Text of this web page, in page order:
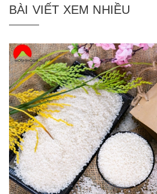
BÀI VIẾT XEM NHIỀU